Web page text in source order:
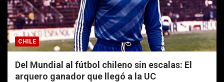
CHILE
Del Mundial al fútbol chileno sin escalas: El
arquero ganador que llegó a la UC